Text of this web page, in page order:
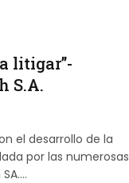
litigar”-
S.A.
el desarrollo de la
por las numerosas